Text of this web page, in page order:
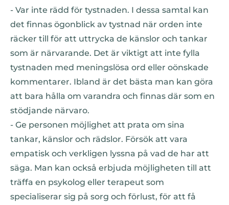
- Var inte rädd för tystnaden. I dessa samtal kan
det finnas ögonblick av tystnad när orden inte
räcker till för att uttrycka de känslor och tankar
som är närvarande. Det är viktigt att inte fylla
tystnaden med meningslösa ord eller oönskade
kommentarer. Ibland är det bästa man kan göra
att bara hålla om varandra och finnas där som en
stödjande närvaro.
- Ge personen möjlighet att prata om sina
tankar, känslor och rädslor. Försök att vara
empatisk och verkligen lyssna på vad de har att
säga. Man kan också erbjuda möjligheten till att
träffa en psykolog eller terapeut som
specialiserar sig på sorg och förlust, för att få